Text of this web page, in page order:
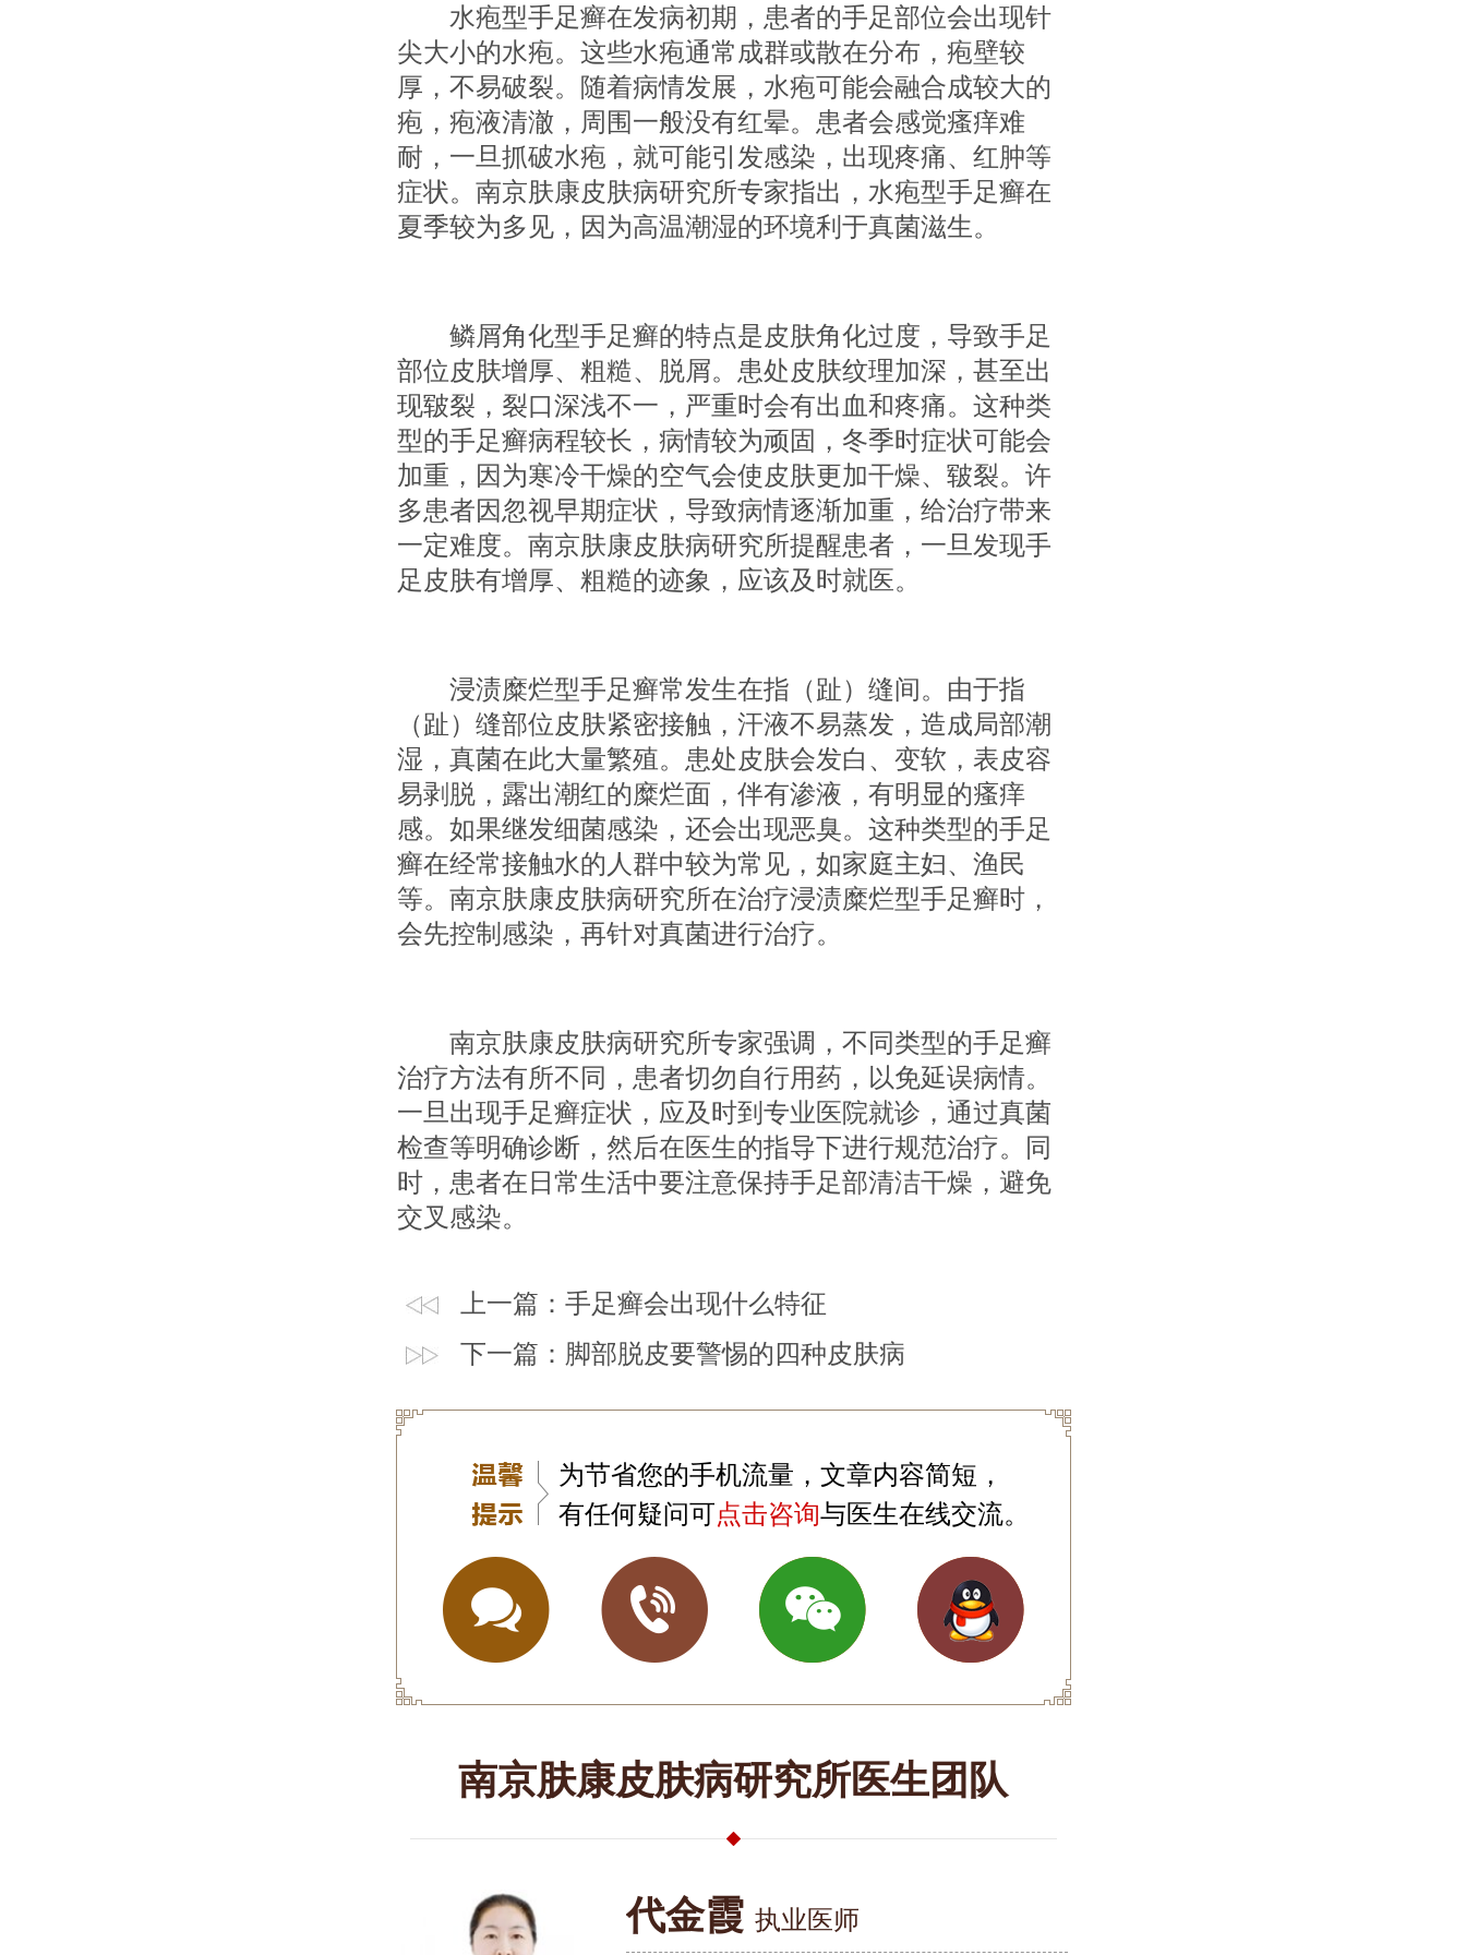
水疱型手足癣在发病初期，患者的手足部位会出现针
尖大小的水疱。这些水疱通常成群或散在分布，疱壁较
厚，不易破裂。随着病情发展，水疱可能会融合成较大的
疱，疱液清澈，周围一般没有红晕。患者会感觉瘙痒难
耐，一旦抓破水疱，就可能引发感染，出现疼痛、红肿等
症状。南京肤康皮肤病研究所专家指出，水疱型手足癣在
夏季较为多见，因为高温潮湿的环境利于真菌滋生。
鳞屑角化型手足癣的特点是皮肤角化过度，导致手足
部位皮肤增厚、粗糙、脱屑。患处皮肤纹理加深，甚至出
现皲裂，裂口深浅不一，严重时会有出血和疼痛。这种类
型的手足癣病程较长，病情较为顽固，冬季时症状可能会
加重，因为寒冷干燥的空气会使皮肤更加干燥、皲裂。许
多患者因忽视早期症状，导致病情逐渐加重，给治疗带来
一定难度。南京肤康皮肤病研究所提醒患者，一旦发现手
足皮肤有增厚、粗糙的迹象，应该及时就医。
浸渍糜烂型手足癣常发生在指（趾）缝间。由于指
（趾）缝部位皮肤紧密接触，汗液不易蒸发，造成局部潮
湿，真菌在此大量繁殖。患处皮肤会发白、变软，表皮容
易剥脱，露出潮红的糜烂面，伴有渗液，有明显的瘙痒
感。如果继发细菌感染，还会出现恶臭。这种类型的手足
癣在经常接触水的人群中较为常见，如家庭主妇、渔民
等。南京肤康皮肤病研究所在治疗浸渍糜烂型手足癣时，
会先控制感染，再针对真菌进行治疗。
南京肤康皮肤病研究所专家强调，不同类型的手足癣
治疗方法有所不同，患者切勿自行用药，以免延误病情。
一旦出现手足癣症状，应及时到专业医院就诊，通过真菌
检查等明确诊断，然后在医生的指导下进行规范治疗。同
时，患者在日常生活中要注意保持手足部清洁干燥，避免
交叉感染。
上一篇： 手足癣会出现什么特征
下一篇： 脚部脱皮要警惕的四种皮肤病
为节省您的手机流量，文章内容简短，
有任何疑问可点击咨询与医生在线交流。
南京肤康皮肤病研究所医生团队
代金霞 执业医师